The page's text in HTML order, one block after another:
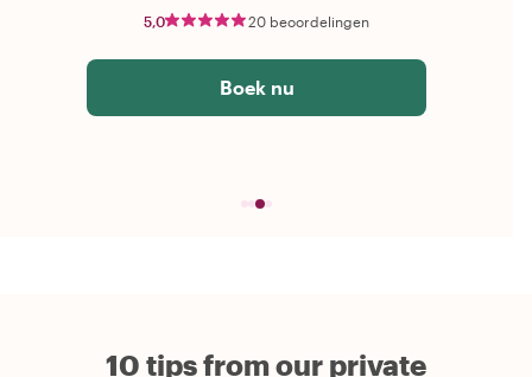
5,0 20 beoordelingen
Boek nu
10 tips from our private